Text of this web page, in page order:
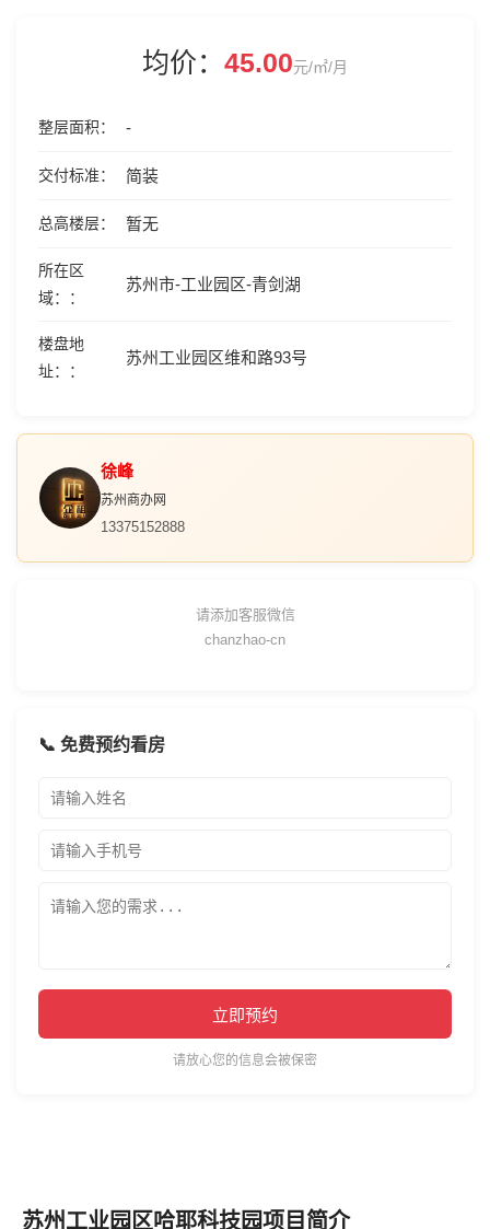
均价： 45.00元/㎡/月
整层面积 -
交付标准 简装
总高楼层 暂无
所在区
域：
苏州市-工业园区-青剑湖
楼盘地
址：
苏州工业园区维和路93号
徐峰
苏州商办网
13375152888
请添加客服微信
chanzhao-cn
📞 免费预约看房
立即预约
请放心您的信息会被保密
苏州工业园区哈耶科技园项目简介